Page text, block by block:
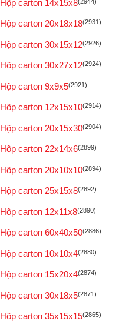
Hộp carton 14x15x8
Hộp carton 20x18x18(2931)
Hộp carton 30x15x12(2926)
Hộp carton 30x27x12(2924)
Hộp carton 9x9x5(2921)
Hộp carton 12x15x10(2914)
Hộp carton 20x15x30(2904)
Hộp carton 22x14x6(2899)
Hộp carton 20x10x10(2894)
Hộp carton 25x15x8(2892)
Hộp carton 12x11x8(2890)
Hộp carton 60x40x50(2886)
Hộp carton 10x10x4(2880)
Hộp carton 15x20x4(2874)
Hộp carton 30x18x5(2871)
Hộp carton 35x15x15(2865)